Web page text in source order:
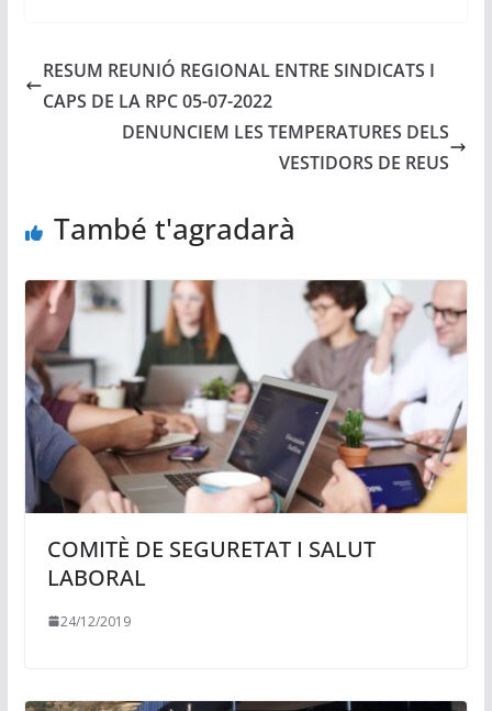
RESUM REUNIÓ REGIONAL ENTRE SINDICATS I
CAPS DE LA RPC 05-07-2022
DENUNCIEM LES TEMPERATURES DELS
VESTIDORS DE REUS
També t'agradarà
COMITÈ DE SEGURETAT I SALUT
LABORAL
24/12/2019